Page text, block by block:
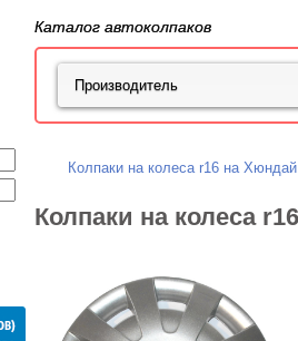
Каталог автоколпаков
Колпаки на колеса r16 на
Колпаки на колеса